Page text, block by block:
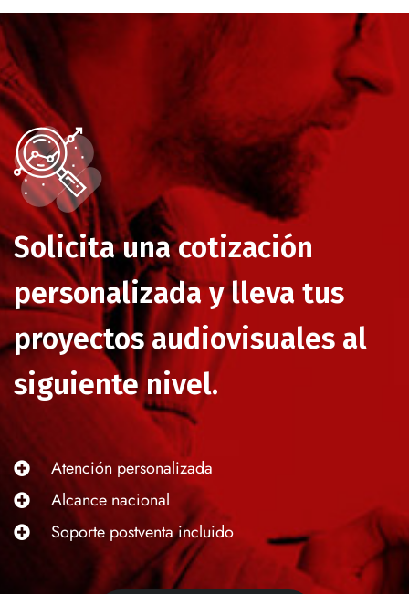
Solicita una cotización
personalizada y lleva tus
proyectos audiovisuales al
siguiente nivel.
Atención personalizada
Alcance nacional
Soporte postventa incluido